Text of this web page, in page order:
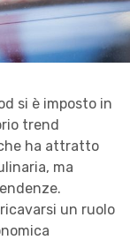
si è imposto in
trend
ha attratto
ma
un ruolo